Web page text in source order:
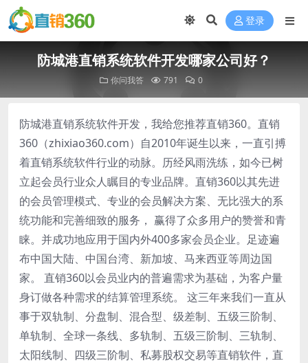
登录
防城港直销系统软件开发哪家公司好？
你问我答 791 0
防城港直销系统软件开发，我给您推荐直销360。直销
360（zhixiao360.com）自2010年诞生以来，一直引搏
着直销系统软件行业的动脉。历经风雨洗练，如今已树
立起会员行业众人瞩目的专业品牌。直销360以其先进
的会员管理模式、专业的会员解决方案、无比强大的系
统功能和完善细致的服务， 赢得了众多用户的赞誉和青
睐。并成功地应用于国内外400多家会员企业。足迹遍
布中国大陆、中国台湾、新加坡、马来西亚等周边国
家。 直销360以会员业内的普遍需求为基础，为客户量
身订做各种需求的结算管理系统。 这三年来我们一直从
事于双轨制、分盘制、混合型、级差制、五级三阶制、
单轨制、全球一条线、多轨制、五级三阶制、三轨制、
太阳线制、四级三阶制、私募股权交易等直销软件，直